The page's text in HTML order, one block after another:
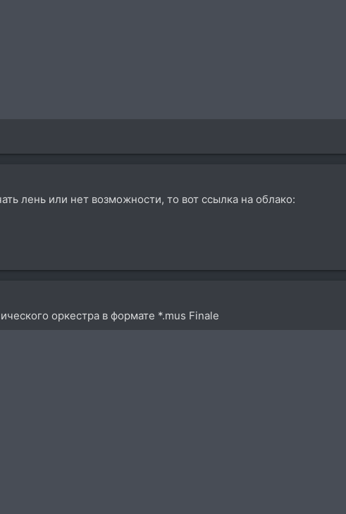
лень или нет возможности, то вот ссылка на облако:
оркестра в формате *.mus Finale